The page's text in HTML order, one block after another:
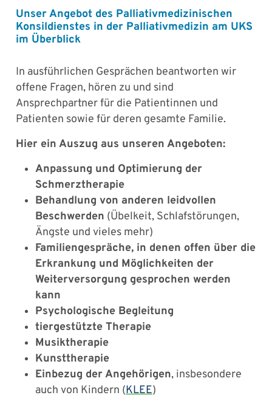
Unser Angebot des Palliativmedizinischen
Konsildienstes in der Palliativmedizin am UKS
im Überblick
In ausführlichen Gesprächen beantworten wir
offene Fragen, hören zu und sind
Ansprechpartner für die Patientinnen und
Patienten sowie für deren gesamte Familie.
Hier ein Auszug aus unseren Angeboten:
Anpassung und Optimierung der
Schmerztherapie
Behandlung von anderen leidvollen
Beschwerden (Übelkeit, Schlafstörungen,
Ängste und vieles mehr)
Familiengespräche, in denen offen über die
Erkrankung und Möglichkeiten der
Weiterversorgung gesprochen werden
kann
Psychologische Begleitung
tiergestützte Therapie
Musiktherapie
Kunsttherapie
Einbezug der Angehörigen, insbesondere
auch von Kindern (KLEE)